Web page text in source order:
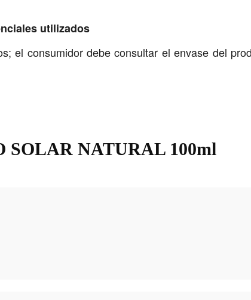
utilizados
el consumidor debe consultar el envase del
SOLAR NATURAL 100ml